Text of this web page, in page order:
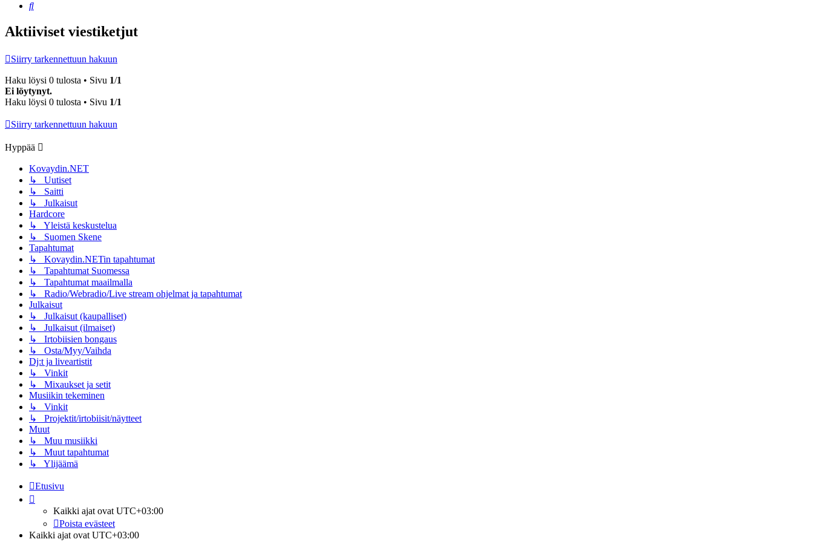
Etsi
Aktiiviset viestiketjut
Siirry tarkennettuun hakuun
Haku löysi 0 tulosta • Sivu 1/1
Ei löytynyt.
Haku löysi 0 tulosta • Sivu 1/1
Siirry tarkennettuun hakuun
Hyppää
Kovaydin.NET
↳ Uutiset
↳ Saitti
↳ Julkaisut
Hardcore
↳ Yleistä keskustelua
↳ Suomen Skene
Tapahtumat
↳ Kovaydin.NETin tapahtumat
↳ Tapahtumat Suomessa
↳ Tapahtumat maailmalla
↳ Radio/Webradio/Live stream ohjelmat ja tapahtumat
Julkaisut
↳ Julkaisut (kaupalliset)
↳ Julkaisut (ilmaiset)
↳ Irtobiisien bongaus
↳ Osta/Myy/Vaihda
Dj:t ja liveartistit
↳ Vinkit
↳ Mixaukset ja setit
Musiikin tekeminen
↳ Vinkit
↳ Projektit/irtobiisit/näytteet
Muut
↳ Muu musiikki
↳ Muut tapahtumat
↳ Ylijäämä
Etusivu
Kaikki ajat ovat UTC+03:00
Poista evästeet
Kaikki ajat ovat UTC+03:00